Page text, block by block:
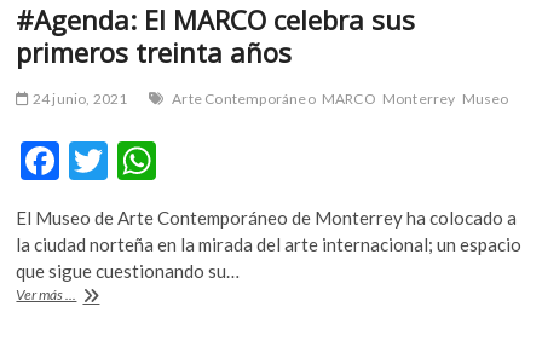
#Agenda: El MARCO celebra sus
primeros treinta años
24 junio, 2021 Arte Contemporáneo MARCO Monterrey Museo
F
e
b
o
T
w
itt
er
h
at
s
El Museo de Arte Contemporáneo de Monterrey ha colocado a
la ciudad norteña en la mirada del arte internacional; un espacio
que sigue cuestionando su…
Ver más ... #Agenda: